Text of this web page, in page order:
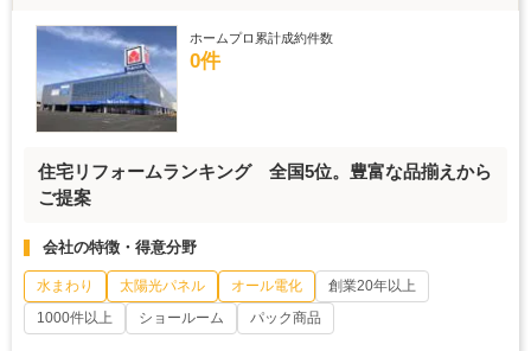
ホームプロ累計成約件数
0件
住宅リフォームランキング 全国5位。豊富な品揃えから
ご提案
会社の特徴・得意分野
水まわり 太陽光パネル オール電化
創業20年以上
1000件以上
ショールーム パック商品